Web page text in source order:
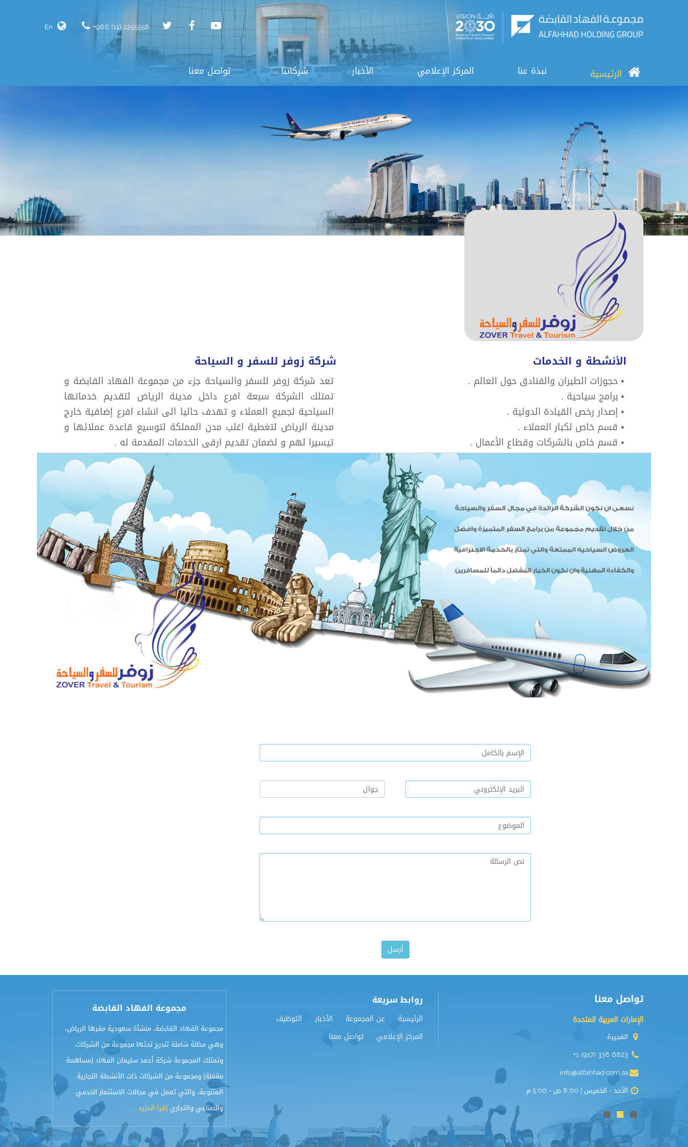
En +966 (11) 2255558
الرئيسية نبذة عنا المركز الإعلامي الأخبار شركاتنا تواصل معنا
شركة زوفر للسفر و السياحة
تعد شركة زوفر للسفر والسياحة جزء من مجموعة الفهاد القابضة و
تمتلك الشركة سبعة افرع داخل مدينة الرياض لتقديم خدماتها
السياحية لجميع العملاء و تهدف حاليا الى انشاء افرع إضافية خارج
مدينة الرياض لتغطية اغلب مدن المملكة لتوسيع قاعدة عملائها و
تيسيرا لهم و لضمان تقديم ارقى الخدمات المقدمة له .
الأنشطة و الخدمات
• حجوزات الطيران والفنادق حول العالم .
• برامج سياحية .
• إصدار رخص القيادة الدولية .
• قسم خاص لكبار العملاء .
• قسم خاص بالشركات وقطاع الأعمال .
الإسم
بالكامل
*
البريد
الإلكتروني*
جوال*
الموضوع*
الرسالة
تواصل معنا
الإمارات العربية المتحدة
الفجيرة
+1 (917) 338 6823
info@alfahhad.com.sa
الأحد - الخميس | 8:00 ص - 5:00 م
روابط سريعة
الرئيسية عن المجموعة الأخبار
التوظيف
المركز الإعلامي
تواصل معنا
مجموعة الفهاد القابضة
مجموعة الفهاد القابضة، منشأة سعودية مقرها الرياض،
وهي مظلة شاملة تندرج تحتها مجموعة من الشركات.
وتمتلك المجموعة شركة أحمد سليمان الفهاد (مساهمة
مقفلة) ومجموعة من الشركات ذات الأنشطة التجارية
المتنوعة، والتي تعمل في مجالات الاستثمار الخدمي
والصناعي والتجاري إقرأ المزيد...​